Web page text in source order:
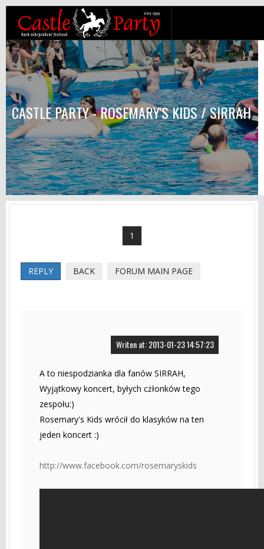
CASTLE PARTY - ROSEMARY'S KIDS / SIRRAH
1
REPLY BACK FORUM MAIN PAGE
Writen at: 2013-01-23 14:57:23
A to niespodzianka dla fanów SIRRAH,
Wyjątkowy koncert, byłych cżłonków tego
zespołu:)
Rosemary's Kids wrócił do klasyków na ten
jeden koncert :)
http://www.facebook.com/rosemaryskids